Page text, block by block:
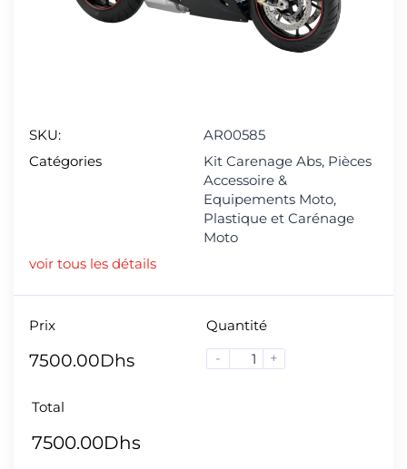
SKU:
AR00585
Catégories
Kit Carenage Abs, Pièces
Accessoire &
Equipements Moto,
Plastique et Carénage
Moto
voir tous les détails
Prix
7500.00Dhs
Quantité
-
+
Total
7500.00Dhs